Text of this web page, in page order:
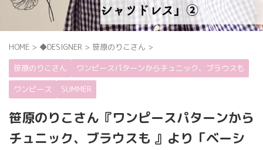
HOME > ◆DESIGNER > 笹原のりこさん >
笹原のりこさん
ワンピースパターンからチュニック、ブラウスも
ワンピース
SUMMER
笹原のりこさん『ワンピースパターンから
チュニック、ブラウスも 』より「ベーシ